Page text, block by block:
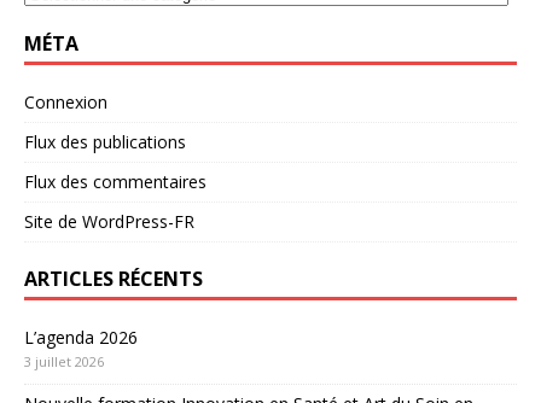
MÉTA
Connexion
Flux des publications
Flux des commentaires
Site de WordPress-FR
ARTICLES RÉCENTS
L’agenda 2026
3 juillet 2026